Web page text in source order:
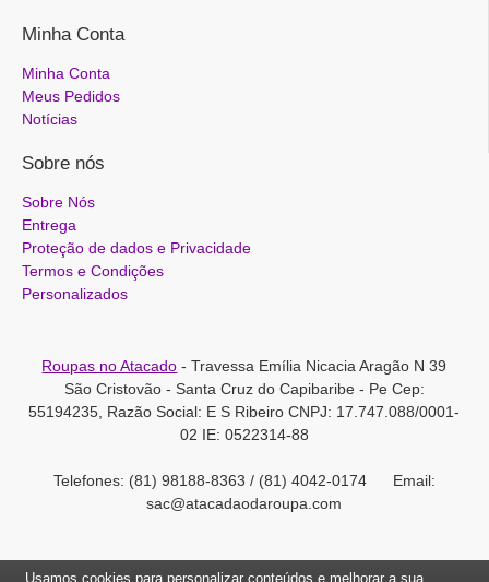
Minha Conta
Minha Conta
Meus Pedidos
Notícias
Sobre nós
Sobre Nós
Entrega
Proteção de dados e Privacidade
Termos e Condições
Personalizados
Roupas no Atacado - Travessa Emília Nicacia Aragão N 39
São Cristovão - Santa Cruz do Capibaribe - Pe Cep:
55194235, Razão Social: E S Ribeiro CNPJ: 17.747.088/0001-
02 IE: 0522314-88
Telefones: (81) 98188-8363 / (81) 4042-0174 Email:
sac@atacadaodaroupa.com
Usamos cookies para personalizar conteúdos e melhorar a sua